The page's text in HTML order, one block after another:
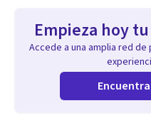
Empieza hoy
Accede a una amplia red